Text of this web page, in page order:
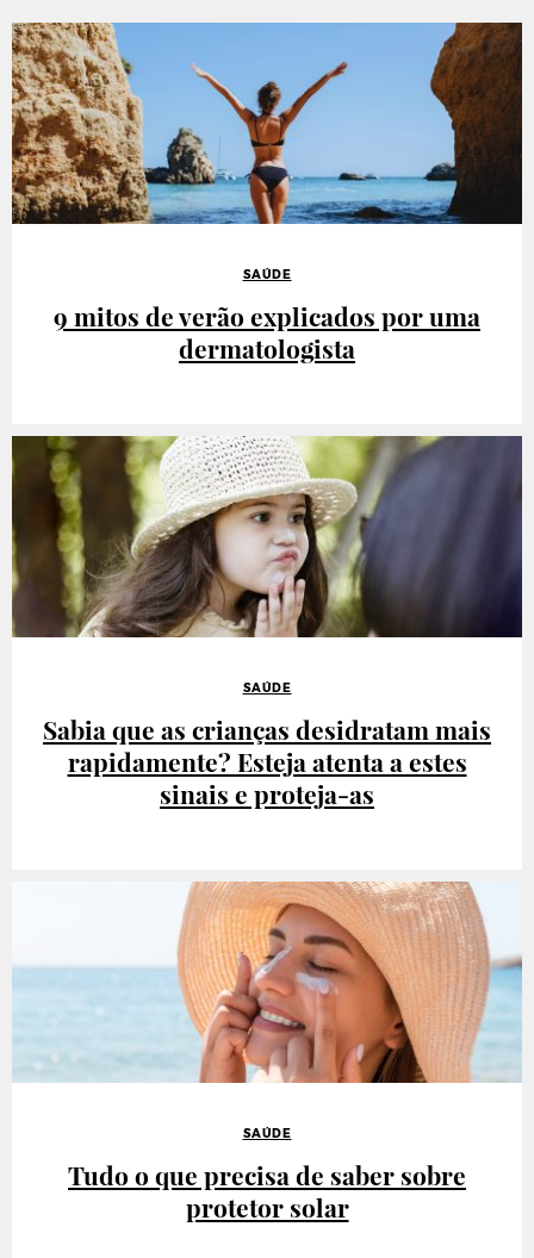
SAÚDE
9 mitos de verão explicados por uma
dermatologista
SAÚDE
Sabia que as crianças desidratam mais
rapidamente? Esteja atenta a estes
sinais e proteja-as
SAÚDE
Tudo o que precisa de saber sobre
protetor solar